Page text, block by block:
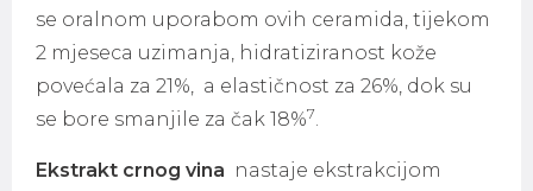
se oralnom uporabom ovih ceramida, tijekom
2 mjeseca uzimanja, hidratiziranost kože
povećala za 21%, a elastičnost za 26%, dok su
se bore smanjile za čak 18%7.
Ekstrakt crnog vina nastaje ekstrakcijom